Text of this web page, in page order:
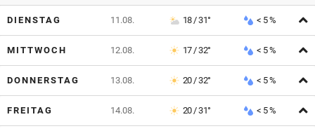
DIENSTAG 11.08. 18 / 31° < 5 %
MITTWOCH 12.08. 17 / 32° < 5 %
DONNERSTAG 13.08. 20 / 32° < 5 %
FREITAG 14.08. 20 / 31° < 5 %